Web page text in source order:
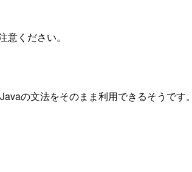
ください。
の文法をそのまま利用できるそうです。